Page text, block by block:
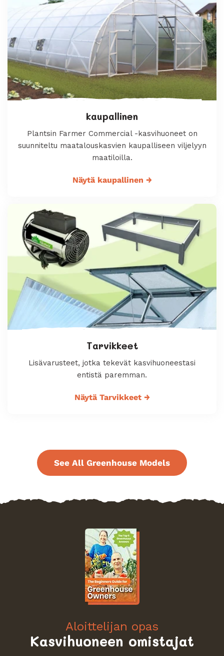
kaupallinen
Plantsin Farmer Commercial -kasvihuoneet on
suunniteltu maatalouskasvien kaupalliseen viljelyyn
maatiloilla.
Näytä kaupallinen →
Tarvikkeet
Lisävarusteet, jotka tekevät kasvihuoneestasi
entistä paremman.
Näytä Tarvikkeet→
See All Greenhouse Models
Aloittelijan opas
Kasvihuoneen omistajat